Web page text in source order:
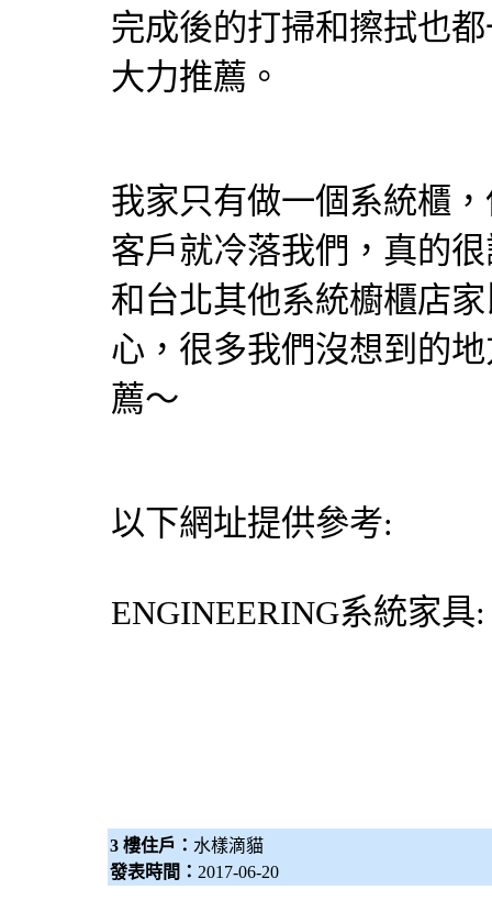
完成後的打掃和擦拭也
大力推薦。
我家只有做一個 系統櫃
客戶就冷落我們，真的
和台北其他系統櫥櫃店
心，很多我們沒想到的
薦～
以下網址提供參考:
ENGINEERING系統家具
3 樓住戶： 水樣滴貓
發表時間： 2017-06-20